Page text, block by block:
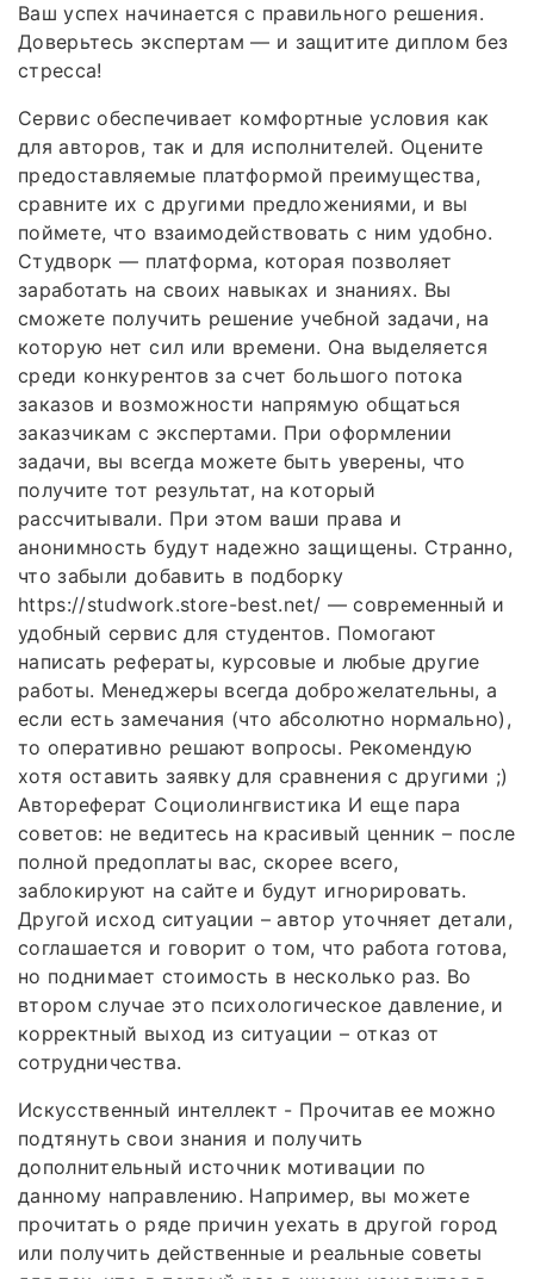
Ваш успех начинается с правильного решения.
Доверьтесь экспертам — и защитите диплом без
стресса!
Сервис обеспечивает комфортные условия как
для авторов, так и для исполнителей. Оцените
предоставляемые платформой преимущества,
сравните их с другими предложениями, и вы
поймете, что взаимодействовать с ним удобно.
Студворк — платформа, которая позволяет
заработать на своих навыках и знаниях. Вы
сможете получить решение учебной задачи, на
которую нет сил или времени. Она выделяется
среди конкурентов за счет большого потока
заказов и возможности напрямую общаться
заказчикам с экспертами. При оформлении
задачи, вы всегда можете быть уверены, что
получите тот результат, на который
рассчитывали. При этом ваши права и
анонимность будут надежно защищены. Странно,
что забыли добавить в подборку
https://studwork.store-best.net/ — современный и
удобный сервис для студентов. Помогают
написать рефераты, курсовые и любые другие
работы. Менеджеры всегда доброжелательны, а
если есть замечания (что абсолютно нормально),
то оперативно решают вопросы. Рекомендую
хотя оставить заявку для сравнения с другими ;)
Автореферат Социолингвистика И еще пара
советов: не ведитесь на красивый ценник – после
полной предоплаты вас, скорее всего,
заблокируют на сайте и будут игнорировать.
Другой исход ситуации – автор уточняет детали,
соглашается и говорит о том, что работа готова,
но поднимает стоимость в несколько раз. Во
втором случае это психологическое давление, и
корректный выход из ситуации – отказ от
сотрудничества.
Искусственный интеллект - Прочитав ее можно
подтянуть свои знания и получить
дополнительный источник мотивации по
данному направлению. Например, вы можете
прочитать о ряде причин уехать в другой город
или получить действенные и реальные советы